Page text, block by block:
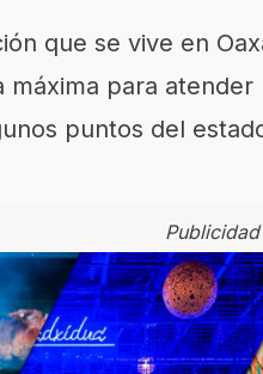
que se vive en
máxima para
puntos del
Publicidad